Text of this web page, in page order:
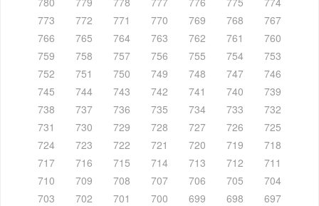
773
772 771 770 769 768
767
766
765 764 763 762 761
760
759
758 757 756 755 754
753
752
751 750 749 748 747
746
745
744 743 742 741 740
739
738
737 736 735 734 733
732
731
730 729 728 727 726
725
724
723 722 721 720 719
718
717
716 715 714 713 712
711
710
709 708 707 706 705
704
703
702 701 700 699 698
697